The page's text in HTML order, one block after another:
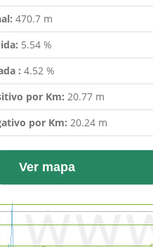
470.7 m
5.54 %
: 4.52 %
por Km: 20.77 m
por Km: 20.24 m
Ver mapa